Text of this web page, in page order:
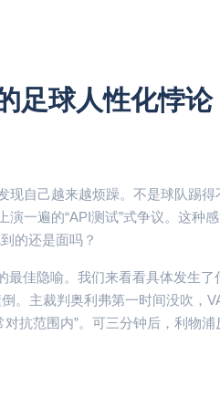
足球人性化悖论
现自己越来越烦躁。不是球队踢得
一遍的“API测试”式争议。这种
的还是面吗？
最佳隐喻。我们来看看具体发生了
。主裁判奥利弗第一时间没吹，
抗范围内”。可三分钟后，利物浦